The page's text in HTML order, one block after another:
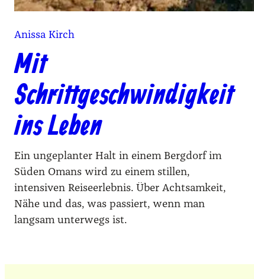
Anissa Kirch
Mit
Schrittgeschwindigkeit
ins Leben
Ein ungeplanter Halt in einem Bergdorf im
Süden Omans wird zu einem stillen,
intensiven Reiseerlebnis. Über Achtsamkeit,
Nähe und das, was passiert, wenn man
langsam unterwegs ist.